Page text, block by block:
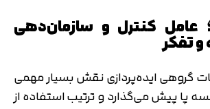
عامل کنترل و سازمان‌دهی
و تفکر
گروهی ایده‌پردازی نقش بسیار مهمی
پا پیش می‌گذارد و ترتیب استفاده از